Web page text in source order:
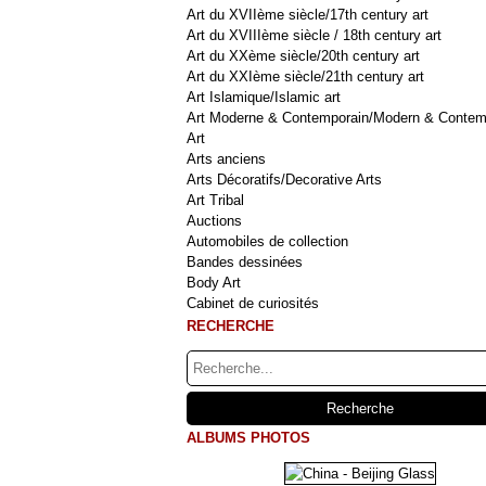
Art du XVIIème siècle/17th century art
Art du XVIIIème siècle / 18th century art
Art du XXème siècle/20th century art
Art du XXIème siècle/21th century art
Art Islamique/Islamic art
Art Moderne & Contemporain/Modern &
Art
Arts anciens
Arts Décoratifs/Decorative Arts
Art Tribal
Auctions
Automobiles de collection
Bandes dessinées
Body Art
Cabinet de curiosités
RECHERCHE
ALBUMS PHOTOS